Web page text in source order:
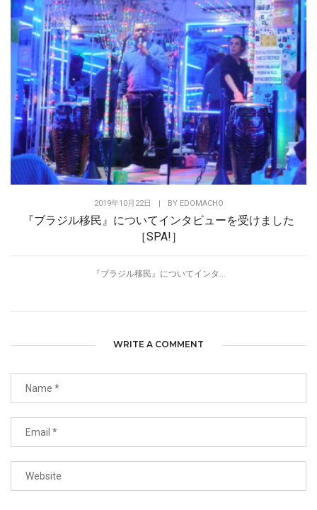
2019年10月22日 BY EDOMACHO
『ブラジル移民』についてインタビューを受けました
［SPA!］
『ブラジル移民』についてインタ...
WRITE A COMMENT